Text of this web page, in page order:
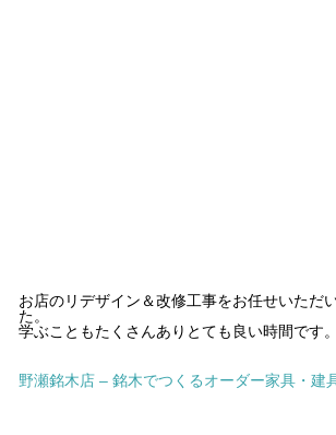
お店のリデザイン＆改修工事をお任せいただ
た。
学ぶこともたくさんありとても良い時間です
野瀬銘木店 – 銘木でつくるオーダー家具・